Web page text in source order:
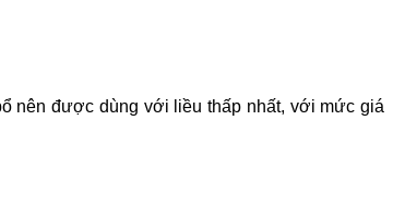
nên được dùng với liều thấp nhất, với mức giá